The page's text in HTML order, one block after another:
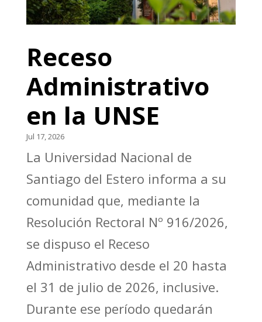
Receso
Administrativo
en la UNSE
Jul 17, 2026
La Universidad Nacional de
Santiago del Estero informa a su
comunidad que, mediante la
Resolución Rectoral Nº 916/2026,
se dispuso el Receso
Administrativo desde el 20 hasta
el 31 de julio de 2026, inclusive.
Durante ese período quedarán